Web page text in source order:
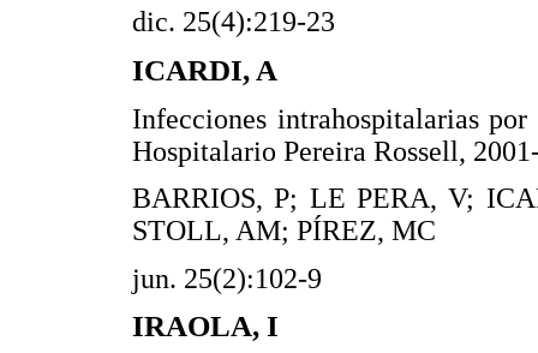
dic. 25(4):219-23
ICARDI, A
Infecciones intrahospitalarias
Hospitalario Pereira Rossell,
BARRIOS, P; LE PERA, V;
STOLL, AM; PÍREZ, MC
jun. 25(2):102-9
IRAOLA, I